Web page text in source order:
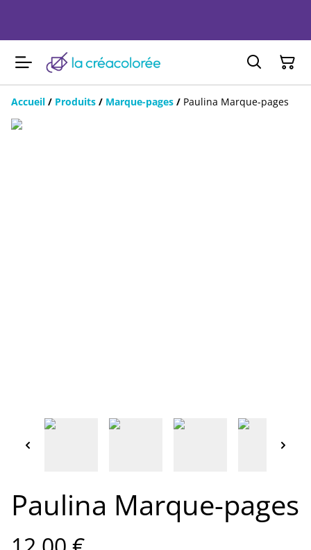
Accueil / Produits / Marque-pages / Paulina Marque-pages
Paulina Marque-pages